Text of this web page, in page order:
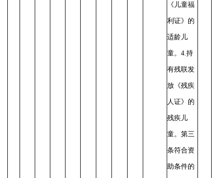
《儿童福
利证》的
适龄儿
童。4.持
有残联发
放《残疾
人证》的
残疾儿
童。第三
条符合资
助条件的